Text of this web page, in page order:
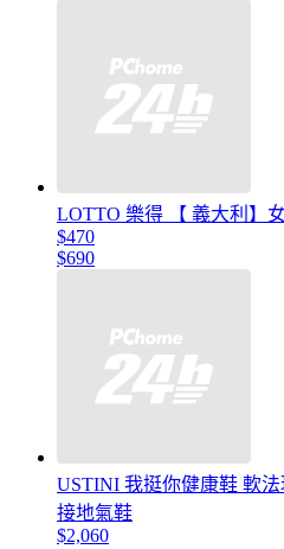
LOTTO 樂得 【 義大利】
$470
$690
USTINI 我挺你健康鞋 軟
接地氣鞋
$2,060